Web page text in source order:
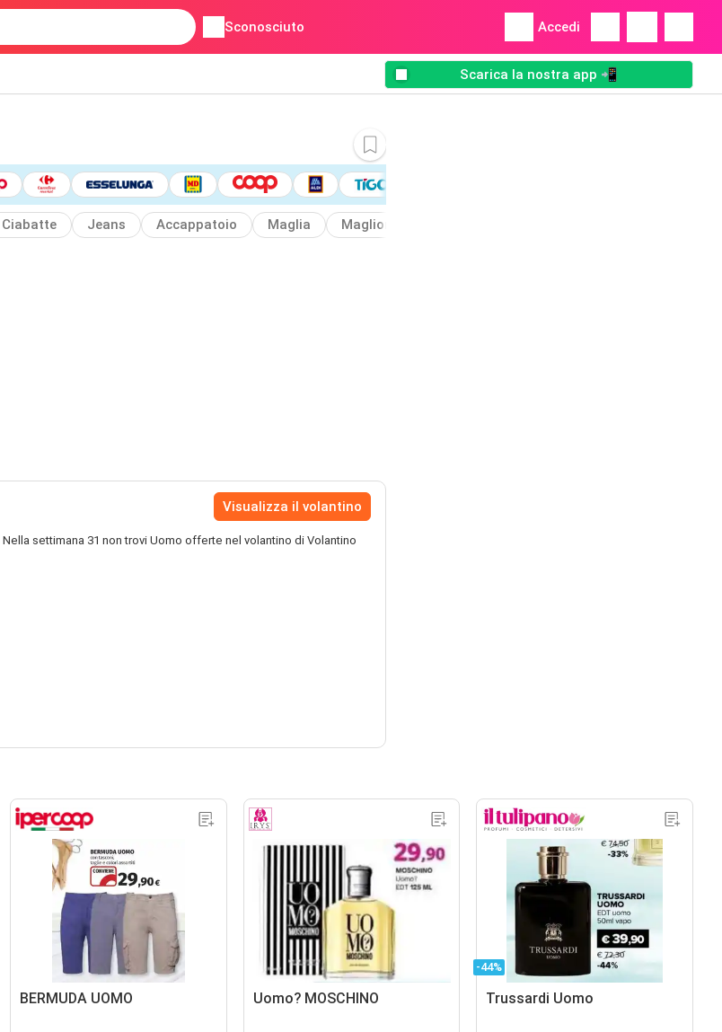
Sconosciuto Accedi
Scarica la nostra app 📲
Ciabatte Jeans Accappatoio Maglia Maglioni
Visualizza il volantino
Nella settimana 31 non trovi Uomo offerte nel volantino di Volantino
BERMUDA UOMO Uomo? MOSCHINO
-44%
Trussardi Uomo